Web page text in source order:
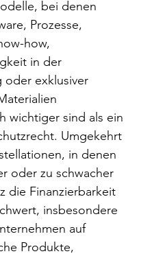
bei denen
Prozesse,
how,
in der
oder exklusiver
wichtiger sind als ein
Umgekehrt
in denen
oder zu schwacher
die Finanzierbarkeit
insbesondere
auf
Produkte,